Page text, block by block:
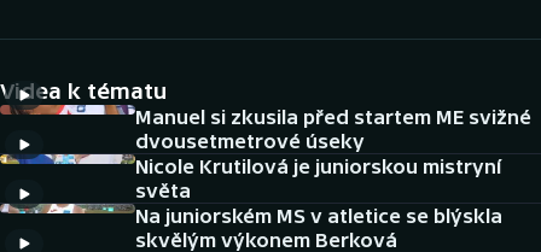
Fotbal
Hokej
Tenis
DALŠÍ SPORTY
Videa k tématu
Manuel si zkusila před startem ME svižné
dvousetmetrové úseky
Nicole Krutilová je juniorskou mistryní
světa
Na juniorském MS v atletice se blýskla
skvělým výkonem Berková